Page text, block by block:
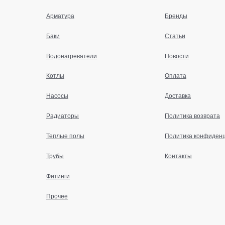
Арматура
Баки
Водонагреватели
Котлы
Насосы
Радиаторы
Теплые полы
Трубы
Фитинги
Прочее
Бренды
Статьи
Новости
Оплата
Доставка
Политика возврата
Политика
Контакты